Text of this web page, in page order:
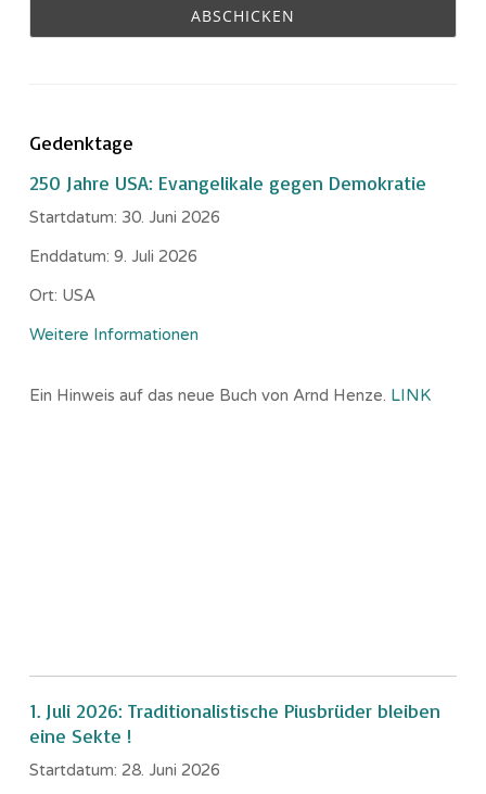
Gedenktage
250 Jahre USA: Evangelikale gegen Demokratie
Startdatum: 30. Juni 2026
Enddatum: 9. Juli 2026
Ort: USA
Weitere Informationen
Ein Hinweis auf das neue Buch von Arnd Henze. LINK
1. Juli 2026: Traditionalistische Piusbrüder bleiben
eine Sekte !
Startdatum: 28. Juni 2026